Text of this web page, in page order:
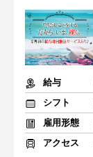
給与
シフト
雇用形態
アクセス